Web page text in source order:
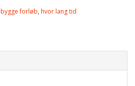
bygge forløb, hvor lang tid